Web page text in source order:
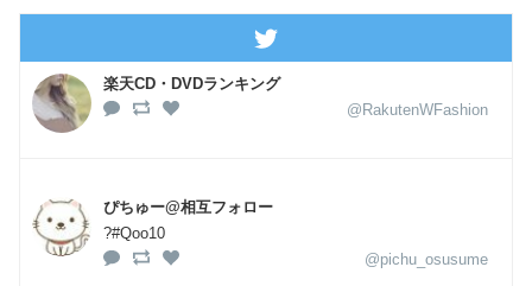
楽天CD・DVDランキング
@RakutenWFashion
ぴちゅー@相互フォロー
?#Qoo10
@pichu_osusume